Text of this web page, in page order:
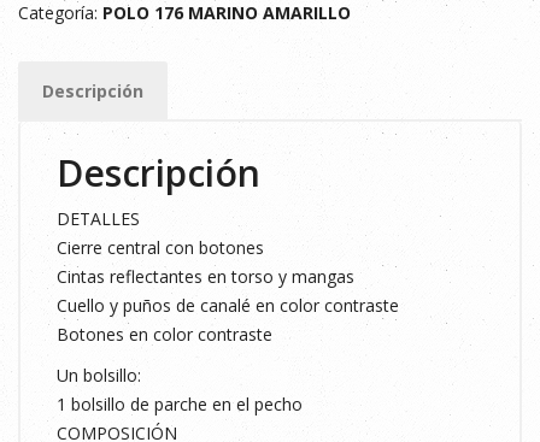
ALTA
MARINO
/AMARILLO
cantidad
Categoría: POLO 176 MARINO AMARILLO
Descripción
Descripción
DETALLES
Cierre central con botones
Cintas reflectantes en torso y mangas
Cuello y puños de canalé en color contraste
Botones en color contraste
Un bolsillo:
1 bolsillo de parche en el pecho
COMPOSICIÓN